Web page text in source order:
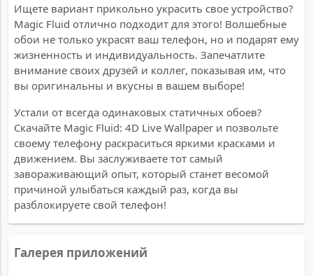
Ищете вариант прикольно украсить свое устройство?
Magic Fluid отлично подходит для этого! Волшебные
обои не только украсят ваш телефон, но и подарят ему
жизненность и индивидуальность. Запечатлите
внимание своих друзей и коллег, показывая им, что
вы оригинальны и вкусны в вашем выборе!
Устали от всегда одинаковых статичных обоев?
Скачайте Magic Fluid: 4D Live Wallpaper и позвольте
своему телефону раскраситься яркими красками и
движением. Вы заслуживаете тот самый
завораживающий опыт, который станет весомой
причиной улыбаться каждый раз, когда вы
разблокируете свой телефон!
Галерея приложений